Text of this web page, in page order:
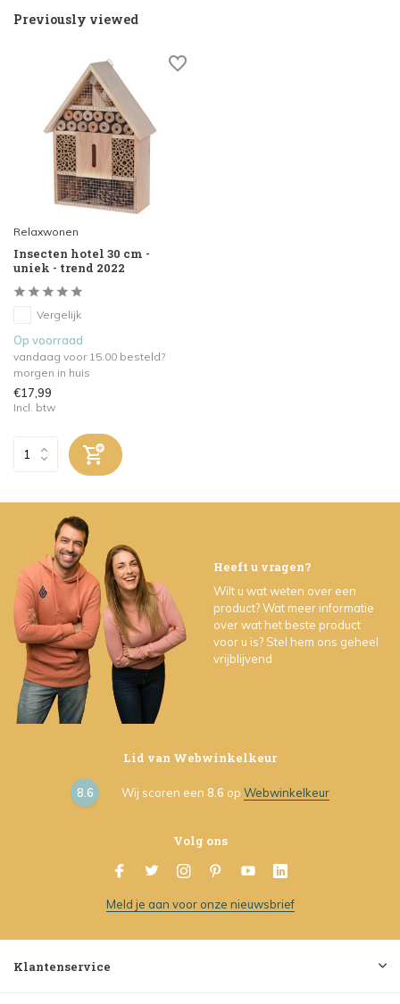
Previously viewed
Relaxwonen
Insecten hotel 30 cm -
uniek - trend 2022
Vergelijk
Op voorraad
vandaag voor 15.00 besteld?
morgen in huis
€17,99
Incl. btw
Heeft u vragen?
Wilt u wat weten over een
product? Wat meer informatie
over wat het beste product
voor u is? Stel hem ons geheel
vrijblijvend
Lid van Webwinkelkeur
8.6 Wij scoren een 8.6 op Webwinkelkeur
Volg ons
Meld je aan voor onze nieuwsbrief
Klantenservice